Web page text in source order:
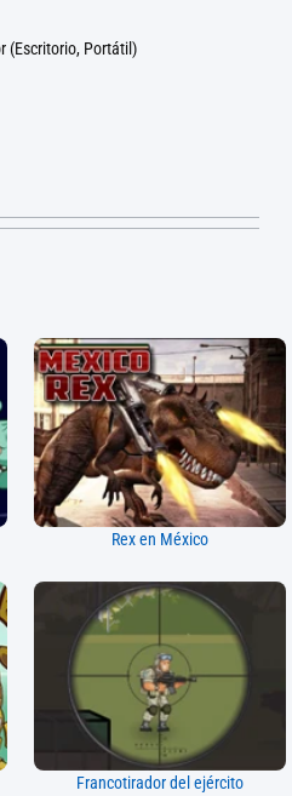
(Escritorio, Portátil)
Rex en México
Francotirador del ejército